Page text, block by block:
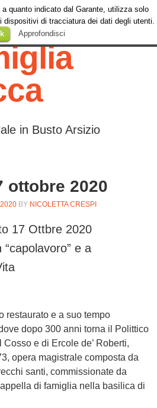
Menu
in Busto Arsizio
ottobre 2020
BY NICOLETTA CRESPI
17 Ottbre 2020
e a
restaurato e a suo tempo
dopo 300 anni torna il Polittico
Cosso e di Ercole de’ Roberti,
opera magistrale composta da
santi, commissionate da
di famiglia nella basilica di
quanto indicato dal Garante, utilizza solo
di tracciatura dei dati degli utenti.
Approfondisci